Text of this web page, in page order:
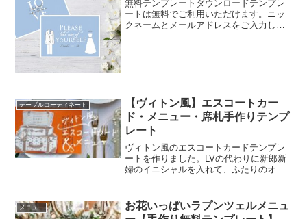
無料テンプレートダウンロードテンプレ
ートは無料でご利用いただけます。ニッ
クネームとメールアドレスをご入力しダ
テーブルコーディネート
【ヴィトン風】エスコートカー
ド・メニュー・席札手作りテンプ
レート
ヴィトン風のエスコートカードテンプレ
ートを作りました。LVの代わりに新郎新
婦のイニシャルを入れて、ふたりのオリ
ラーや、お色直しのドレスに合わせてテ
ーブルナンバーの文字と...
メニュー
お花いっぱいラプンツェルメニュ